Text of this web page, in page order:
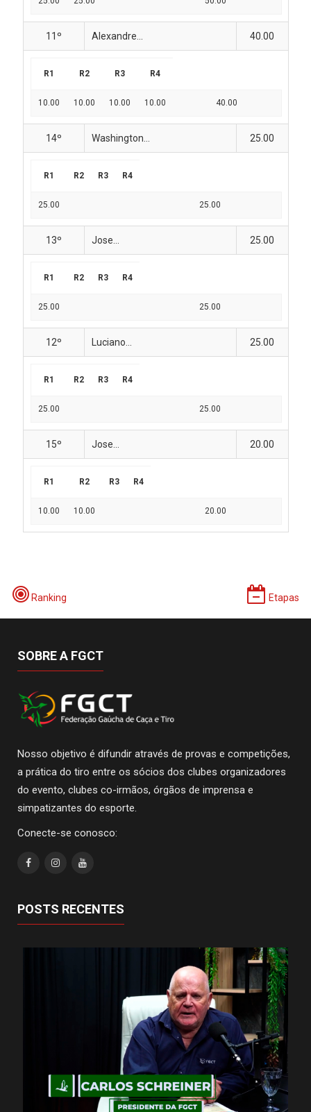
11º Alexandre... 40.00
R1 R2 R3 R4
10.00 10.00 10.00 10.00 40.00
14º Washington... 25.00
R1 R2 R3 R4
25.00 25.00
13º Jose... 25.00
R1 R2 R3 R4
25.00 25.00
12º Luciano... 25.00
R1 R2 R3 R4
25.00 25.00
15º Jose... 20.00
R1 R2 R3 R4
10.00 10.00 20.00
Ranking Etapas
SOBRE A FGCT
Nosso objetivo é difundir através de provas e competições,
a prática do tiro entre os sócios dos clubes organizadores
do evento, clubes co-irmãos, órgãos de imprensa e
simpatizantes do esporte.
Conecte-se conosco:
POSTS RECENTES